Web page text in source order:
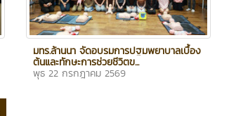
มทร.ล้านนา จัดอบรมการปฐมพยาบาลเบื้อง
ต้นและทักษะการช่วยชีวิตข...
พุธ 22 กรกฎาคม 2569